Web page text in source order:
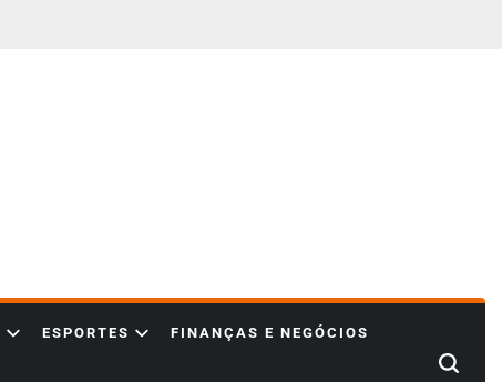
ESPORTES FINANÇAS E NEGÓCIOS
Search